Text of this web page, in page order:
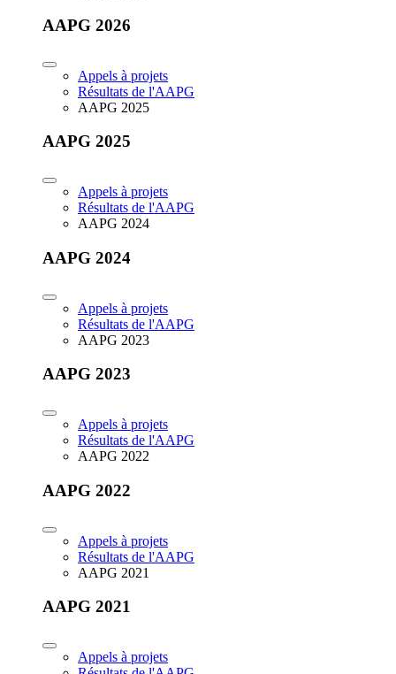
AAPG 2026
Appels à projets
Résultats de l'AAPG
AAPG 2025
AAPG 2025
Appels à projets
Résultats de l'AAPG
AAPG 2024
AAPG 2024
Appels à projets
Résultats de l'AAPG
AAPG 2023
AAPG 2023
Appels à projets
Résultats de l'AAPG
AAPG 2022
AAPG 2022
Appels à projets
Résultats de l'AAPG
AAPG 2021
AAPG 2021
Appels à projets